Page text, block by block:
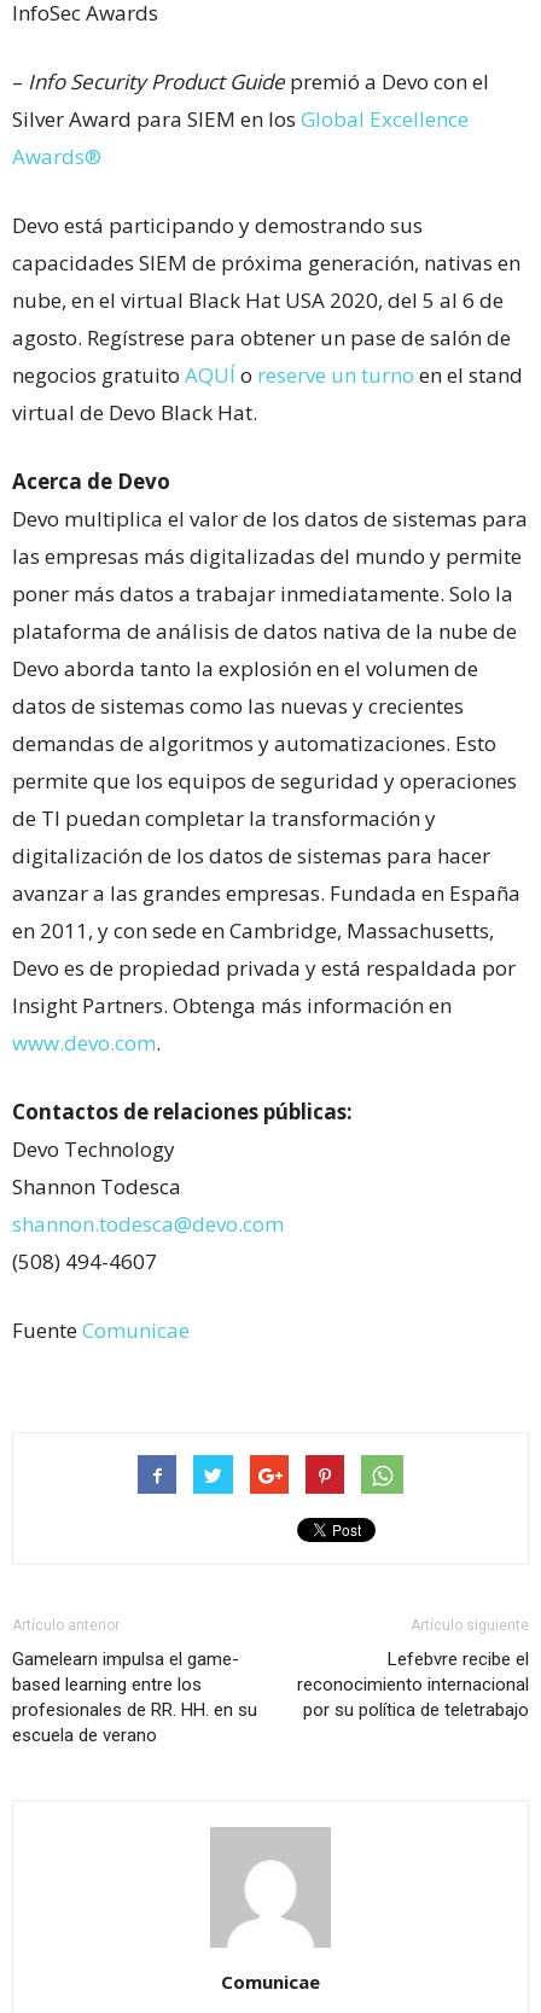
InfoSec Awards
– Info Security Product Guide premió a Devo con el
Silver Award para SIEM en los Global Excellence
Awards®
Devo está participando y demostrando sus
capacidades SIEM de próxima generación, nativas en
nube, en el virtual Black Hat USA 2020, del 5 al 6 de
agosto. Regístrese para obtener un pase de salón de
negocios gratuito AQUÍo reserve un turno en el stand
virtual de Devo Black Hat.
Acerca de Devo
Devo multiplica el valor de los datos de sistemas para
las empresas más digitalizadas del mundo y permite
poner más datos a trabajar inmediatamente. Solo la
plataforma de análisis de datos nativa de la nube de
Devo aborda tanto la explosión en el volumen de
datos de sistemas como las nuevas y crecientes
demandas de algoritmos y automatizaciones. Esto
permite que los equipos de seguridad y operaciones
de TI puedan completar la transformación y
digitalización de los datos de sistemas para hacer
avanzar a las grandes empresas. Fundada en España
en 2011, y con sede en Cambridge, Massachusetts,
Devo es de propiedad privada y está respaldada por
Insight Partners. Obtenga más información en
www.devo.com.
Contactos de relaciones públicas:
Devo Technology
Shannon Todesca
shannon.todesca@devo.com
(508) 494-4607
FuenteComunicae
Artículo anterior
Gamelearn impulsa el game-
based learning entre los
profesionales de RR. HH. en su
escuela de verano
Artículo siguiente
Lefebvre recibe el
reconocimiento internacional
por su política de teletrabajo
Comunicae